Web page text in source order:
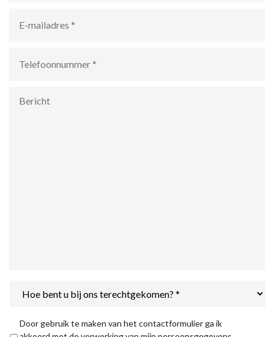
mailadres *
bent
ons
Privacyverklaring *
Door gebruik te maken van het contactformulier ga ik